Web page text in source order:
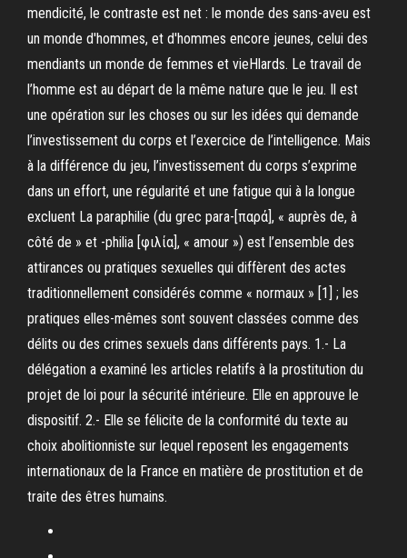
mendicité, le contraste est net : le monde des sans-aveu est
un monde d'hommes, et d'hommes encore jeunes, celui des
mendiants un monde de femmes et vieHlards. Le travail de
l’homme est au départ de la même nature que le jeu. Il est
une opération sur les choses ou sur les idées qui demande
l’investissement du corps et l’exercice de l’intelligence. Mais
à la différence du jeu, l’investissement du corps s’exprime
dans un effort, une régularité et une fatigue qui à la longue
excluent La paraphilie (du grec para-[παρά], « auprès de, à
côté de » et -philia [φιλία], « amour ») est l’ensemble des
attirances ou pratiques sexuelles qui diffèrent des actes
traditionnellement considérés comme « normaux » [1] ; les
pratiques elles-mêmes sont souvent classées comme des
délits ou des crimes sexuels dans différents pays. 1.- La
délégation a examiné les articles relatifs à la prostitution du
projet de loi pour la sécurité intérieure. Elle en approuve le
dispositif. 2.- Elle se félicite de la conformité du texte au
choix abolitionniste sur lequel reposent les engagements
internationaux de la France en matière de prostitution et de
traite des êtres humains.